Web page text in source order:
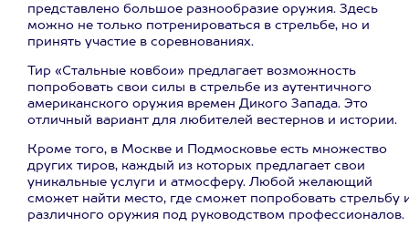
представлено большое разнообразие оружия. Здесь
можно не только потренироваться в стрельбе, но и
принять участие в соревнованиях.
Тир «Стальные ковбои» предлагает возможность
попробовать свои силы в стрельбе из аутентичного
американского оружия времен Дикого Запада. Это
отличный вариант для любителей вестернов и истории.
Кроме того, в Москве и Подмосковье есть множество
других тиров, каждый из которых предлагает свои
уникальные услуги и атмосферу. Любой желающий
сможет найти место, где сможет попробовать стрельбу
различного оружия под руководством профессионалов.